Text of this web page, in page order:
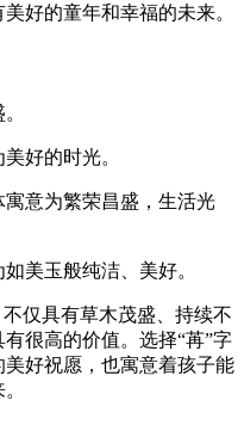
好的童年和幸福的未来。
好的时光。
意为繁荣昌盛，生活光
美玉般纯洁、美好。
仅具有草木茂盛、持续不
很高的价值。选择“苒”字
好祝愿，也寓意着孩子能